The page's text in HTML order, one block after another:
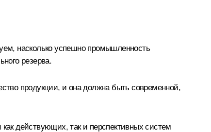
насколько успешно промышленность
резерва.
продукции, и она должна быть современной,
действующих, так и перспективных систем